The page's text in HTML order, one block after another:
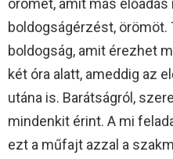
örömet, amit más
boldogságérzést, örömöt.
boldogság, amit érezhet
két óra alatt, ameddig az
utána is. Barátságról,
mindenkit érint. A mi
ezt a műfajt azzal a